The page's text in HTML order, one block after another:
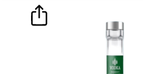
Рекомендуем
Виски Talisker 10 YO Malt 45,8% in Box
Водка Smirnoff Red Vodka 37,5%
Джин Gordon`s London Dry Gin 37,5%
Пиво Guinness Draught 4,2% Can
Ром Captain Morgan White 37,5%